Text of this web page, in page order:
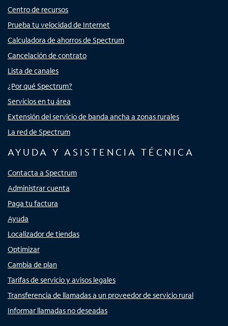
Centro de recursos
Prueba tu velocidad de Internet
Calculadora de ahorros de Spectrum
Cancelación de contrato
Lista de canales
¿Por qué Spectrum?
Servicios en tu área
Extensión del servicio de banda ancha a zonas rurales
La red de Spectrum
AYUDA Y ASISTENCIA TÉCNICA
Contacta a Spectrum
Administrar cuenta
Paga tu factura
Ayuda
Localizador de tiendas
Optimizar
Cambia de plan
Tarifas de servicio y avisos legales
Transferencia de llamadas a un proveedor de servicio rural
Informar llamadas no deseadas